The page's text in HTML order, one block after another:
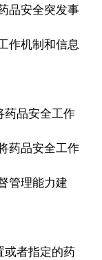
品安全突发事
作机制和信息
品安全工作
药品安全工作
管理能力建
者指定的药